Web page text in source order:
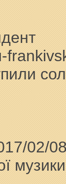
02/
музики